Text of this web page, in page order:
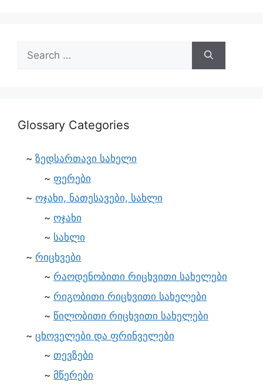
Glossary Categories
ზედსართავი სახელი
ფერები
ოჯახი, ნათესავები, სახლი
ოჯახი
სახლი
რიცხვები
რაოდენობითი რიცხვითი სახელები
რიგობითი რიცხვითი სახელები
წილობითი რიცხვითი სახელები
ცხოველები და ფრინველები
თევზები
მწერები